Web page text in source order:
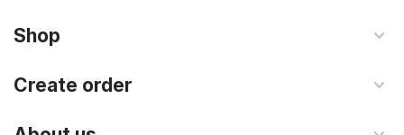
Shop
Create order